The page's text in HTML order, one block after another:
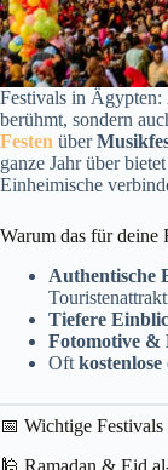
Festivals in Ägypten:
berühmt, sondern
Festen über
ganze Jahr über
Einheimische
Warum das für deine
Authentische
Tiefere
Fotomotive &
Oft
📅 Wichtige
🕌 Ramadan & Eid